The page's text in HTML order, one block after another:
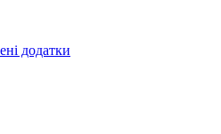
додатки